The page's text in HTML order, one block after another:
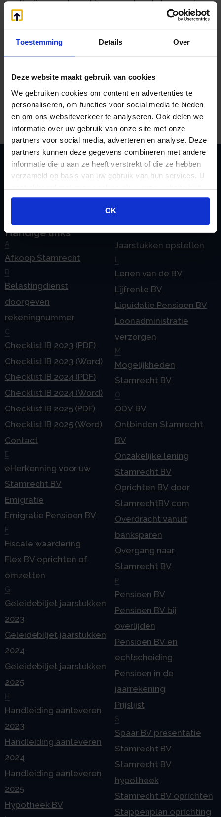
Toestemming Details Over
Deze website maakt gebruik van cookies
We gebruiken cookies om content en advertenties te
personaliseren, om functies voor social media te bieden
en om ons websiteverkeer te analyseren. Ook delen we
informatie over uw gebruik van onze site met onze
partners voor social media, adverteren en analyse. Deze
partners kunnen deze gegevens combineren met andere
informatie die u aan ze heeft verstrekt of die ze hebben
verzameld op basis van uw gebruik van hun services. U
gaat akkoord met onze cookies als u onze website blijft
gebruiken.
OK
volledige medewerking en verlaagt daarom de
boetes. De uitspraak bevestigt dat bij vrijwillige
inkeer zonder voorbehoud matiging van
vergrijpboetes gepast is, zelfs wanneer grove
vaststellen van boetes.
Bron:Rechtbank Gelderland | jurisprudentie |
ECLI:NL:RBGEL:2024:7965 | 14-11-2024
Handige links
A
Afkoop Stamrecht
B
Belastingdienst
doorgeven
rekeningnummer
C
Checklist IB 2023 (PDF)
Checklist IB 2023 (Word)
Checklist IB 2024 (PDF)
Checklist IB 2024 (Word)
Checklist IB 2025 (PDF)
Checklist IB 2025 (Word)
Contact
E
eHerkenning voor uw
Stamrecht BV
Emigratie
Emigratie Pensioen BV
F
Fiscale waardering
Flex BV oprichten of
omzetten
G
Geleidebiljet jaarstukken
2023
Geleidebiljet jaarstukken
2024
Geleidebiljet jaarstukken
2025
H
Handleiding aanleveren
2023
Handleiding aanleveren
2024
Handleiding aanleveren
2025
Hypotheek BV
Jaarstukken opstellen
Lenen van de BV
Lijfrente BV
Liquidatie Pensioen BV
Loonadministratie
verzorgen
M
Mogelijkheden
Stamrecht BV
O
ODV BV
Ontbinden Stamrecht
BV
Onzakelijke lening
Stamrecht BV
Oprichten BV door
StamrechtBV.com
Overdracht vanuit
banksparen
Overgang naar
Stamrecht BV
P
Pensioen BV
Pensioen BV bij
overlijden
Pensioen BV en
echtscheiding
Pensioen in de
jaarrekening
Prijslijst
S
Spaar BV presentatie
Stamrecht BV
Stamrecht BV
hypotheek
Stamrecht BV oprichten
Stappenplan oprichting